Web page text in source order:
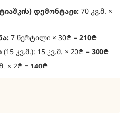
დემონტაჟი: 70 კვ.მ. ×
7 წერტილი × 30₾ = 210₾
(15 კვ.მ.): 15 კვ.მ. × 20₾ = 300₾
× 2₾ = 140₾